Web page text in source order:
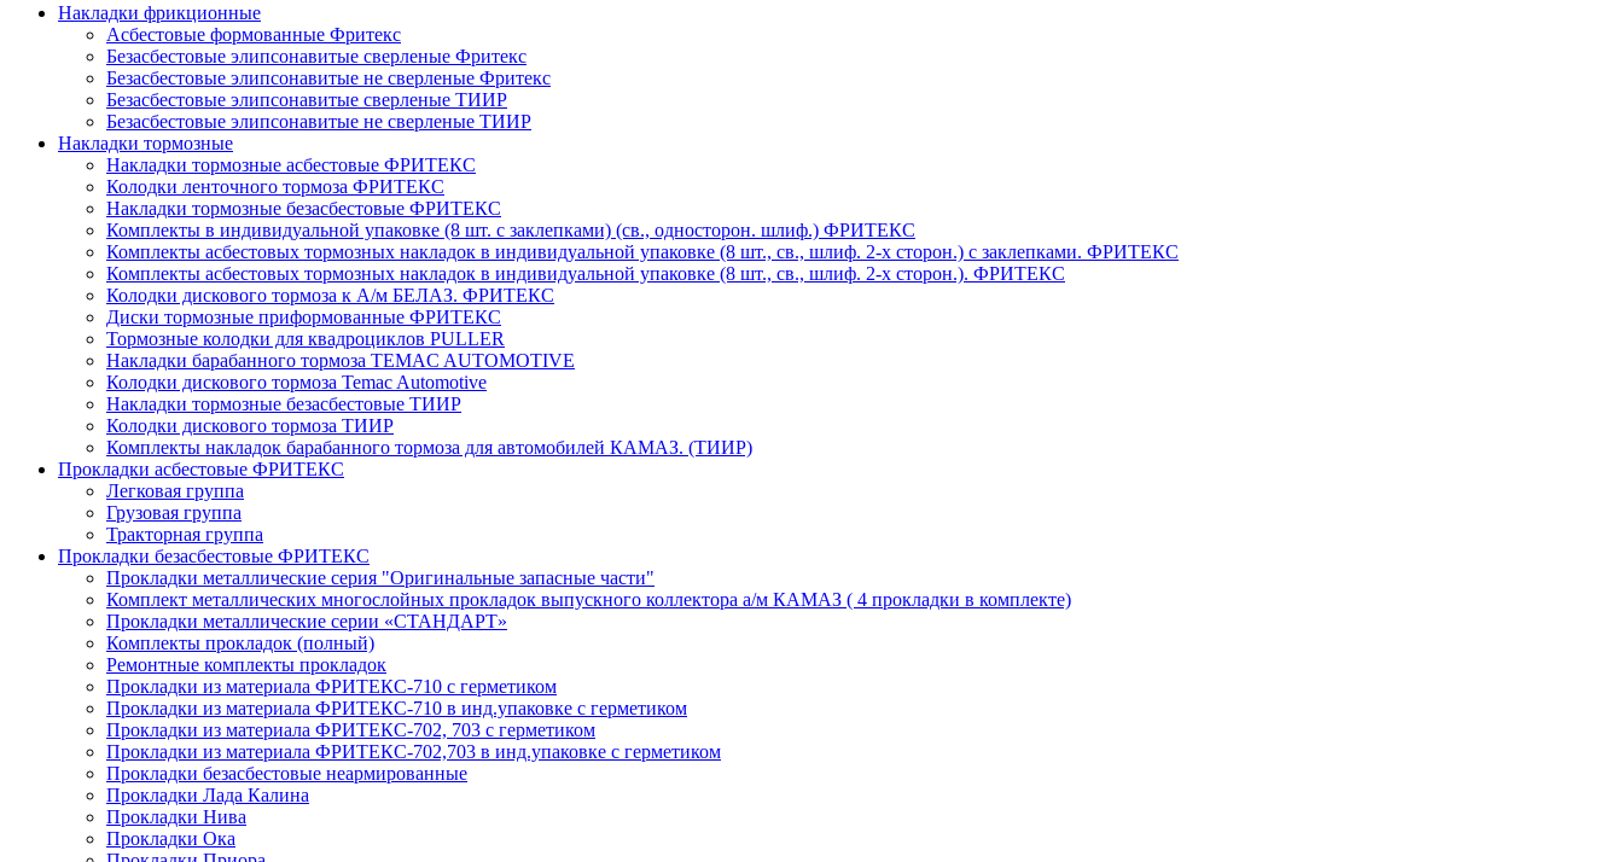
Накладки фрикционные
Асбестовые формованные Фритекс
Безасбестовые элипсонавитые сверленые Фритекс
Безасбестовые элипсонавитые не сверленые Фритекс
Безасбестовые элипсонавитые сверленые ТИИР
Безасбестовые элипсонавитые не сверленые ТИИР
Накладки тормозные
Накладки тормозные асбестовые ФРИТЕКС
Колодки ленточного тормоза ФРИТЕКС
Накладки тормозные безасбестовые ФРИТЕКС
Комплекты в индивидуальной упаковке (8 шт. с заклепками) (св., односторон. шлиф.) ФРИТЕКС
Комплекты асбестовых тормозных накладок в индивидуальной упаковке (8 шт., св., шлиф. 2-х сторон.) c заклепками. ФРИТЕКС
Комплекты асбестовых тормозных накладок в индивидуальной упаковке (8 шт., св., шлиф. 2-х сторон.). ФРИТЕКС
Колодки дискового тормоза к А/м БЕЛАЗ. ФРИТЕКС
Диски тормозные приформованные ФРИТЕКС
Тормозные колодки для квадроциклов PULLER
Накладки барабанного тормоза TEMAC AUTOMOTIVE
Колодки дискового тормоза Temac Automotive
Накладки тормозные безасбестовые ТИИР
Колодки дискового тормоза ТИИР
Комплекты накладок барабанного тормоза для автомобилей КАМАЗ. (ТИИР)
Прокладки асбестовые ФРИТЕКС
Легковая группа
Грузовая группа
Тракторная группа
Прокладки безасбестовые ФРИТЕКС
Прокладки металлические серия "Оригинальные запасные части"
Комплект металлических многослойных прокладок выпускного коллектора а/м КАМАЗ ( 4 прокладки в комплекте)
Прокладки металлические серии «СТАНДАРТ»
Комплекты прокладок (полный)
Ремонтные комплекты прокладок
Прокладки из материала ФРИТЕКС-710 с герметиком
Прокладки из материала ФРИТЕКС-710 в инд.упаковке с герметиком
Прокладки из материала ФРИТЕКС-702, 703 с герметиком
Прокладки из материала ФРИТЕКС-702,703 в инд.упаковке с герметиком
Прокладки безасбестовые неармированные
Прокладки Лада Калина
Прокладки Нива
Прокладки Ока